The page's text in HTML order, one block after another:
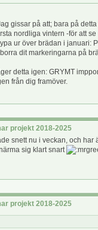
gissar på att; bara på
nordliga vintern -för att
ur över brädan i
dit markeringarna på
detta igen: GRYMT
från dig framöver.
projekt 2018-2025
snett nu i veckan, och
sig klart snart
projekt 2018-2025